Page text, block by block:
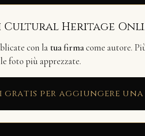
Heritage
con la tua firmacome autore.
foto più apprezzate.
per aggiungere